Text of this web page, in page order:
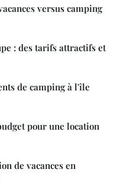
versus camping
: des tarifs attractifs et
de camping à l'île
pour une location
de vacances en